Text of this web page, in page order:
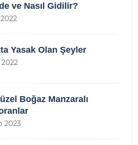
ve Nasıl Gidilir?
Yasak Olan Şeyler
2022
Boğaz Manzaralı
2023